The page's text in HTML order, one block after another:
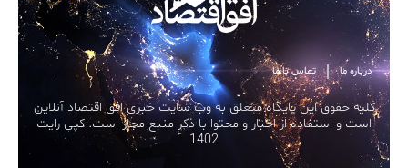
درباره ما تماس با ما
کلیه حقوق این پایگاه متعلق به وب سایت خبری افق اقتصاد آنلاین
است و استفاده از اخبار و محتوا با ذکر منبع مجاز است. کپی رایت
1402